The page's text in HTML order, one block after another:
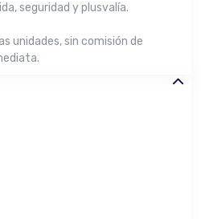
seguridad y plusvalía.
unidades, sin comisión de